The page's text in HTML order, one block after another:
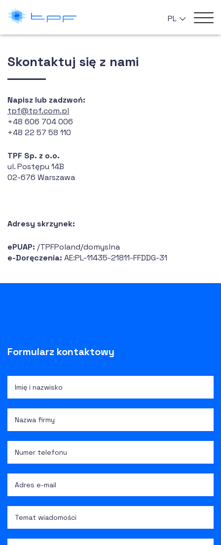
Skontaktuj się z nami
Napisz lub zadzwoń:
tpf@tpf.com.pl
+48 606 704 006
+48 22 57 58 110
TPF Sp. z o.o.
ul. Postępu 14B
02-676 Warszawa
Adresy skrzynek:
ePUAP: /TPFPoland/domyslna
e-Doręczenia: AE:PL-11435-21811-FFDDG-31
Formularz kontaktowy
PL